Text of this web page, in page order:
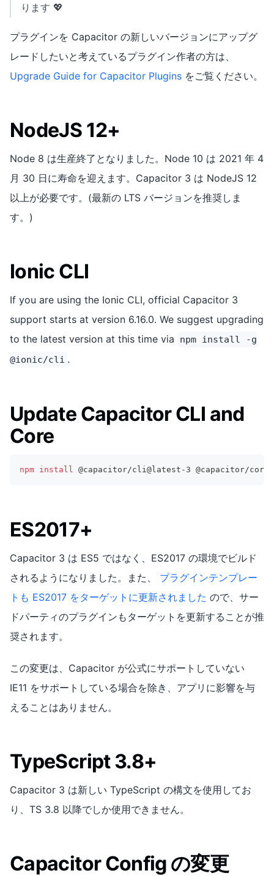
ります 💖
プラグインを Capacitor の新しいバージョンにアップグ
レードしたいと考えているプラグイン作者の方は、
Upgrade Guide for Capacitor Plugins をご覧ください。
NodeJS 12+
Node 8 は生産終了となりました。Node 10 は 2021 年 4
月 30 日に寿命を迎えます。Capacitor 3 は NodeJS 12
以上が必要です。(最新の LTS バージョンを推奨しま
す。)
Ionic CLI
If you are using the Ionic CLI, official Capacitor 3
support starts at version 6.16.0. We suggest upgrading
to the latest version at this time via
npm install -g
@ionic/cli .
Update Capacitor CLI and
Core
npm install @capacitor/cli@latest-3 @capacitor/
ES2017+
Capacitor 3 は ES5 ではなく、ES2017 の環境でビルド
されるようになりました。また、 プラグインテンプレー
トも ES2017 をターゲットに更新されました ので、サー
ドパーティのプラグインもターゲットを更新することが推
奨されます。
この変更は、Capacitor が公式にサポートしていない
IE11 をサポートしている場合を除き、アプリに影響を与
えることはありません。
TypeScript 3.8+
Capacitor 3 は新しい TypeScript の構文を使用してお
り、TS 3.8 以降でしか使用できません。
Capacitor Config の変更